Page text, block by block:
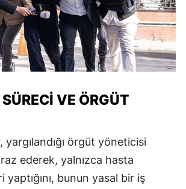
VE ÖRGÜT
yargılandığı örgüt yöneticisi
ederek, yalnızca hasta
bunun yasal bir iş